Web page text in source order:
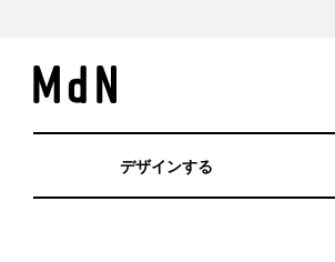
デザインする